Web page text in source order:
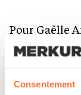
Consentement
Pour Gaëlle
Rejoindre SD
expertise